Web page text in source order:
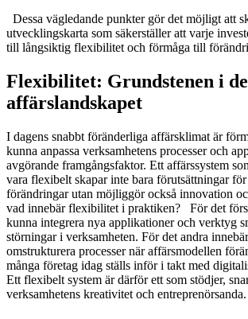
Dessa vägledande punkter gör det möjligt att
utvecklingskarta som säkerställer att varje
till långsiktig flexibilitet och förmåga till
Flexibilitet: Grundstenen i
affärslandskapet
I dagens snabbt föränderliga affärsklimat är
kunna anpassa verksamhetens processer och
avgörande framgångsfaktor. Ett affärssystem
vara flexibelt skapar inte bara förutsättningar för
förändringar utan möjliggör också innovation
vad innebär flexibilitet i praktiken? För det
kunna integrera nya applikationer och verktyg
störningar i verksamheten. För det andra
omstrukturera processer när affärsmodellen
många företag idag ställs inför i takt med
Ett flexibelt system är därför ett som stödjer,
verksamhetens kreativitet och entreprenörsanda.